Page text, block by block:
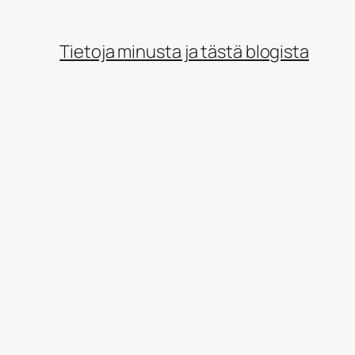
Tietoja minusta ja tästä blogista